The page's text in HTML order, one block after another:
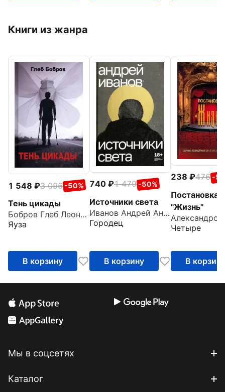
Книги из жанра
1 548 3 096 -50%
Тень цикады
Бобров Глеб Леонидович
Яуза
В корзину
740 1 479 -50%
Источники света
Иванов Андрей Анатольевич
Городец
В корзину
238 476 -
Постановка
"Жизнь"
Четыре
В корзину
Мы в соцсетях
Каталог